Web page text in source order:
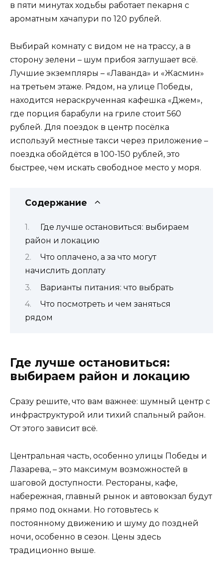
в пяти минутах ходьбы работает пекарня с
ароматным хачапури по 120 рублей.
Выбирай комнату с видом не на трассу, а в
сторону зелени – шум прибоя заглушает всё.
Лучшие экземпляры – «Лаванда» и «Жасмин»
на третьем этаже. Рядом, на улице Победы,
находится нераскрученная кафешка «Джем»,
где порция барабули на гриле стоит 560
рублей. Для поездок в центр посёлка
используй местные такси через приложение –
поездка обойдётся в 100-150 рублей, это
быстрее, чем искать свободное место у моря.
Содержание
Где лучше остановиться: выбираем
район и локацию
Что оплачено, а за что могут
начислить доплату
Варианты питания: что выбрать
Что посмотреть и чем заняться
рядом
Где лучше остановиться:
выбираем район и локацию
Сразу решите, что вам важнее: шумный центр с
инфраструктурой или тихий спальный район.
От этого зависит всё.
Центральная часть, особенно улицы Победы и
Лазарева, – это максимум возможностей в
шаговой доступности. Рестораны, кафе,
набережная, главный рынок и автовокзал будут
прямо под окнами. Но готовьтесь к
постоянному движению и шуму до поздней
ночи, особенно в сезон. Цены здесь
традиционно выше.